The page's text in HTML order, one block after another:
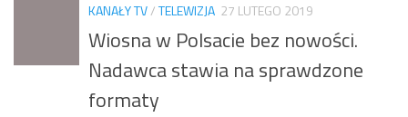
KANAŁY TV/TELEWIZJA 27 LUTEGO 2019
Wiosna w Polsacie bez nowości.
Nadawca stawia na sprawdzone
formaty